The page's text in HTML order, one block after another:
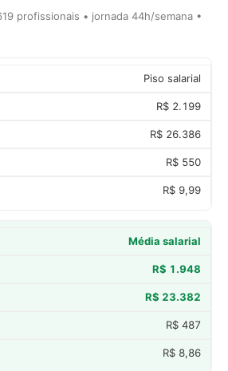
profissionais • jornada 44h/semana •
Piso salarial
R$ 2.199
R$ 26.386
R$ 550
R$ 9,99
Média salarial
R$ 1.948
R$ 23.382
R$ 487
R$ 8,86